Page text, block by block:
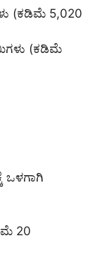
(ಕಡಿಮೆ 5,020
(ಕಡಿಮೆ
ಒಳಗಾಗಿ
20